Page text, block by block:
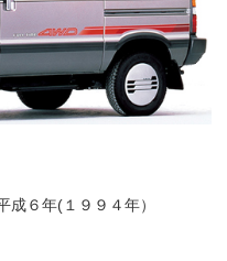
成６年(１９９４年）